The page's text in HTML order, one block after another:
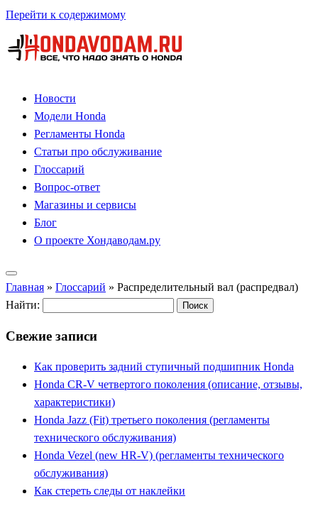
Перейти к содержимому
Новости
Модели Honda
Регламенты Honda
Статьи про обслуживание
Глоссарий
Вопрос-ответ
Магазины и сервисы
Блог
О проекте Хондаводам.ру
Главная » Глоссарий » Распределительный вал (распредвал)
Найти:
Свежие записи
Как проверить задний ступичный подшипник Honda
Honda CR-V четвертого поколения (описание, отзывы,
характеристики)
Honda Jazz (Fit) третьего поколения (регламенты
технического обслуживания)
Honda Vezel (new HR-V) (регламенты технического
обслуживания)
Как стереть следы от наклейки